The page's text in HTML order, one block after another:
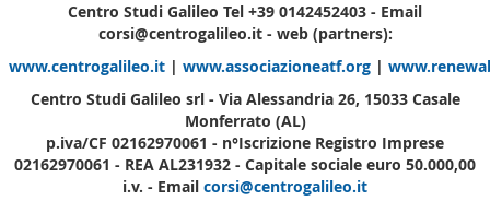
Centro Studi Galileo Tel +39 0142452403 - Email
corsi@centrogalileo.it - web (partners):
www.centrogalileo.it | www.associazioneatf.org |
Centro Studi Galileo srl - Via Alessandria 26, 15033 Casale
Monferrato (AL)
p.iva/CF 02162970061 - n°Iscrizione Registro Imprese
02162970061 - REA AL231932 - Capitale sociale euro 50.000,00
i.v. - Email corsi@centrogalileo.it